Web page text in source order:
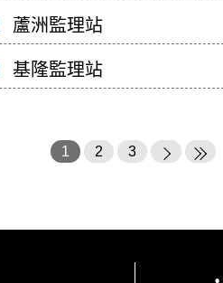
蘆洲監理站
基隆監理站
1 2 3